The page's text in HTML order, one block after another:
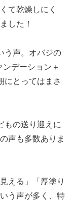
て乾燥しにく
した！
う声。オバジの
デーション＋
にとってはまさ
もの送り迎えに
声も多数ありま
える」「厚塗り
う声が多く、特